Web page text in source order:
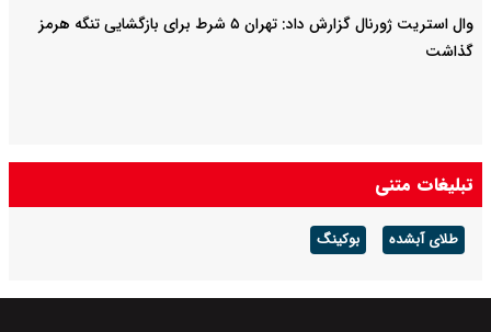
وال استریت ژورنال گزارش داد: تهران ۵ شرط برای بازگشایی تنگه هرمز
گذاشت
تبلیغات متنی
طلای آبشده بوکینگ